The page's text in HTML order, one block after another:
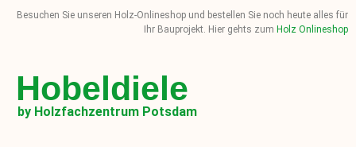
Besuchen Sie unseren Holz-Onlineshop und bestellen Sie noch heute alles für
Ihr Bauprojekt. Hier gehts zum Holz Onlineshop
Hobeldiele
by Holzfachzentrum Potsdam